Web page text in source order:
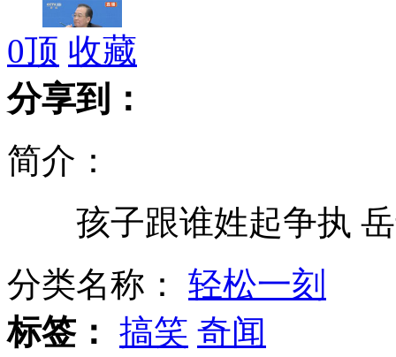
温家宝谈中国经济增速调低致7.5%
温家宝评价自己担任总理九年来工作
温家宝：我愿意退休后去台湾自由行
0顶 收藏
分享到：
简介：
孩子跟谁姓起争执 岳
分类名称： 轻松一刻
标签： 搞笑 奇闻